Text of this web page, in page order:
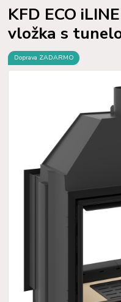
KFD ECO
vložka s
Doprava ZADARMO